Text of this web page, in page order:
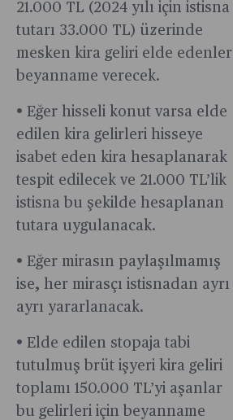
21.000 TL (2024 yılı için istisna
tutarı 33.000 TL) üzerinde
mesken kira geliri elde edenler
beyanname verecek.
• Eğer hisseli konut varsa elde
edilen kira gelirleri hisseye
isabet eden kira hesaplanarak
tespit edilecek ve 21.000 TL’lik
istisna bu şekilde hesaplanan
tutara uygulanacak.
• Eğer mirasın paylaşılmamış
ise, her mirasçı istisnadan ayrı
ayrı yararlanacak.
• Elde edilen stopaja tabi
tutulmuş brüt işyeri kira geliri
toplamı 150.000 TL’yi aşanlar
bu gelirleri için beyanname